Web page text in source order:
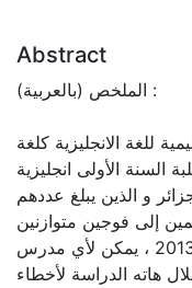
Abstract
الملخص (بالعربية) :
للغة الانجليزية كلغة
السنة الأولى انجليزية
و الذين يبلغ عددهم
52 إناث( منقسمين إلى فوجين متوازنين
عددا خلال الموسم الدراسي 2013/2014 ، يمكن لأي مدرس
هاته الدراسة لأخطاء